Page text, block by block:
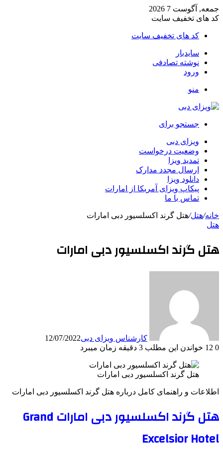
جمعه, آگوست 7 2026
کد های تخفیف سایت
کد های تخفیف سایت
سایدبار
نوشته تصادفی
ورود
منو
جستجو برای
ویزای دبی
وضعیت درخواست
تمدید ویزا
ارسال مجدد مدارک
دانلود ویزا
پیکاپ ویزای آمریکا از امارات
تماس با ما
خانه/هتل/هتل گرند اکسلسیور دبی امارات
هتل
هتل گرند اکسلسیور دبی امارات
کارشناس ویزای دبی12/07/2022
0
خواندن این مطلب 3 دقیقه زمان میبرد
هتل گرند اکسلسیور دبی امارات
اطلاعات و راهنمای کامل درباره هتل گرند اکسلسیور دبی امارات
هتل گرند اکسلسیور دبی امارات Grand
Excelsior Hotel